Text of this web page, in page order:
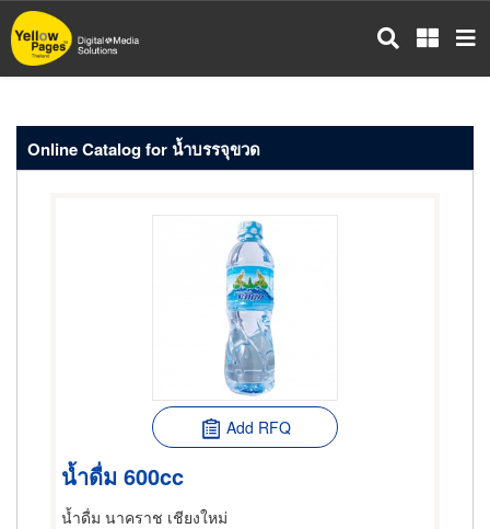
Skip
to
main
Online Catalog for น้ำบรรจุขวด
Add RFQ
น้ำดื่ม 600cc
น้ำดื่ม นาคราช เชียงใหม่